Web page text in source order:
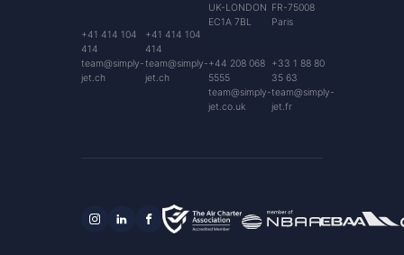
+41 414 104
414
team@simply-
jet.ch
+41 414 104
414
team@simply-
jet.ch
UK-LONDON
EC1A 7BL
+44 208 068
5555
team@simply-
jet.co.uk
FR-75008
Paris
+33 1 88 80
35 63
team@simply-
jet.fr